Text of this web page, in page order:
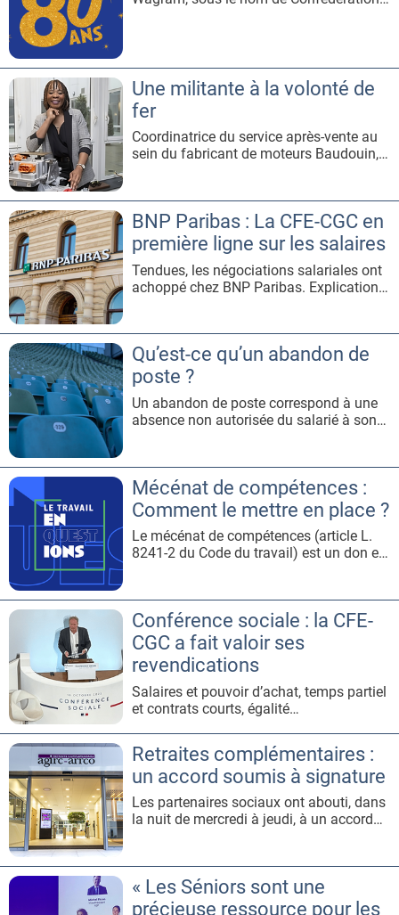
fondamental de l’é
Confédération générale des cadres, fête
en ce mardi 15 octobre 2024 son 80e
anniversaire. Source: site de la CFE CGC
Une militante à la volonté de
fer
Coordinatrice du service après-vente au
sein du fabricant de moteurs Baudouin,
créatrice de vêtements sur son temps
libre : Marguerite M’Balla se définit
comme une « pile électrique ».« Il faut
toujours pousser les portes. S
BNP Paribas : La CFE-CGC en
première ligne sur les salaires
Tendues, les négociations salariales ont
achoppé chez BNP Paribas. Explications
Fédération CFE-CGC des métiers de la
Finance et de la Banque.Pouvez-vous
nous présenter la section CFE-CGC BNP
Paribas et sa dynamique ?Nous sommes
l
Qu’est-ce qu’un abandon de
poste ?
Un abandon de poste correspond à une
absence non autorisée du salarié à son
justification. L’abandon de poste est
caractérisé lorsqu’un salarié quitte son
poste de travail sans l’autorisation de
son employeur et de façon injustif
Mécénat de compétences :
Comment le mettre en place ?
Le mécénat de compétences (article L.
8241-2 du Code du travail) est un don en
organisme d’intérêt général qui vont
mobiliser pendant un temps leurs
compétences.À qui s’adresse-t-il ?Tous
les salariés volontaires peuvent entrer
dans u
Conférence sociale : la CFE-
CGC a fait valoir ses
revendications
Salaires et pouvoir d’achat, temps partiel
et contrats courts, égalité
prestations sociales… La délégation CFE-
CGC a participé activement, lundi 16
octobre au CESE, à la conférence sociale
organisée par le gouvernement.Trois
jours après la journée nationale de
mobilis
Retraites complémentaires :
un accord soumis à signature
Les partenaires sociaux ont abouti, dans
la nuit de mercredi à jeudi, à un accord
Arrco) et la suppression du bonus-malus.
Le texte est soumis à signature jusqu’au
11 octobre.Un projet d’accord sur la table
« Les Séniors sont une
précieuse ressource pour les